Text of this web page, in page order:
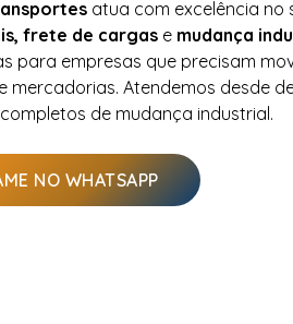
atua com excelência
frete de cargas e mudança
para empresas que precisam
mercadorias. Atendemos desde
de mudança industrial.
NO WHATSAPP